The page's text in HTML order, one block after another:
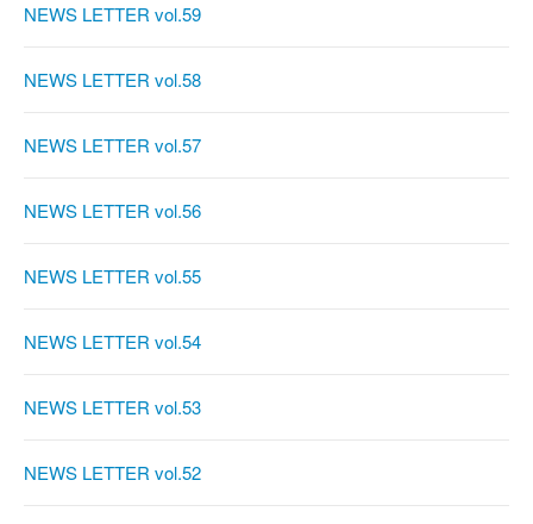
NEWS LETTER vol.59
NEWS LETTER vol.58
NEWS LETTER vol.57
NEWS LETTER vol.56
NEWS LETTER vol.55
NEWS LETTER vol.54
NEWS LETTER vol.53
NEWS LETTER vol.52